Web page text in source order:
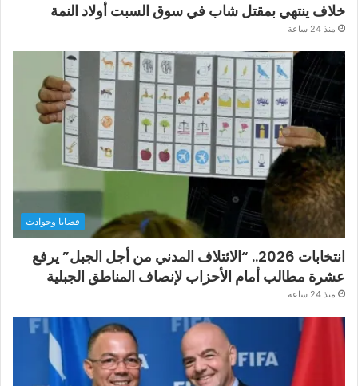
خلاف ينتهي بمقتل شاب في سوق السبت أولاد النمة
منذ 24 ساعة
قضايا وحوادث
انتخابات 2026.. “الائتلاف المدني من أجل الجبل” يرفع
عشرة مطالب أمام الأحزاب لإنصاف المناطق الجبلية
منذ 24 ساعة